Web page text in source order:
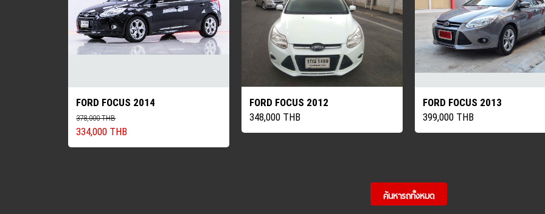
FORD FOCUS 2014
378,000 THB
334,000 THB
FORD FOCUS 2012
348,000 THB
FORD FOCUS 2013
399,000 THB
ค้นหารถทั้งหมด